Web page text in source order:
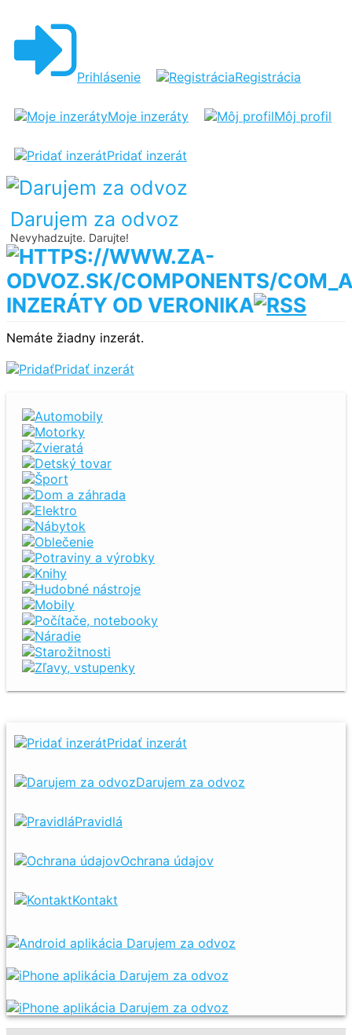
Prihlásenie Registrácia
Moje inzeráty Môj profil
Pridať inzerát
Darujem za odvoz
Nevyhadzujte. Darujte!
INZERÁTY OD VERONIKA
Nemáte žiadny inzerát.
Pridať inzerát
Automobily
Motorky
Zvieratá
Detský tovar
Šport
Dom a záhrada
Elektro
Nábytok
Oblečenie
Potraviny a výrobky
Knihy
Hudobné nástroje
Mobily
Počítače, notebooky
Náradie
Starožitnosti
Zľavy, vstupenky
Pridať inzerát
Darujem za odvoz
Pravidlá
Ochrana údajov
Kontakt